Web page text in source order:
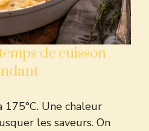
de cuisson
Une chaleur
les saveurs. On